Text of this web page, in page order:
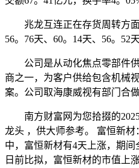
兆龙互连正在存货周转方面
56。76天、60。14天、56。52
公司是从动化焦点零部件供
商之一，为客户供给包含机械
案。公司取海康威视有部门合做
南方财富网为您拾掇的2025
龙头 ，供大师参考。 富恒新材
中，富恒新材有4天上涨，期间
日前比拟，富恒新材的市值上